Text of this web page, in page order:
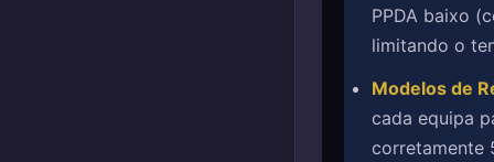
PPDA baixo
limitando o
Modelos de
cada equipa
corretamente